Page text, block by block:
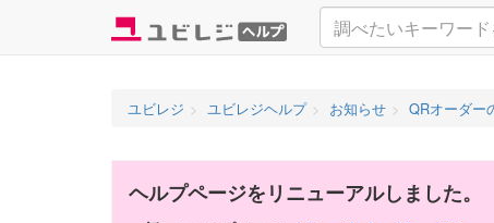
ユビレジ ユビレジヘルプ お知らせ QRオーダー
ヘルプページをリニューアルしました。